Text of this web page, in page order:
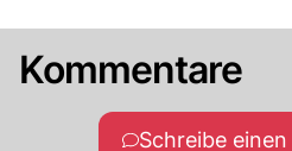
Kommentare
Schreibe